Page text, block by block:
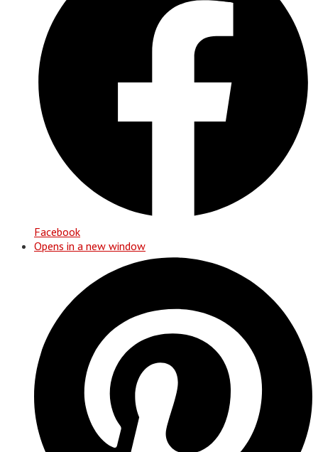
Facebook
Opens in a new window